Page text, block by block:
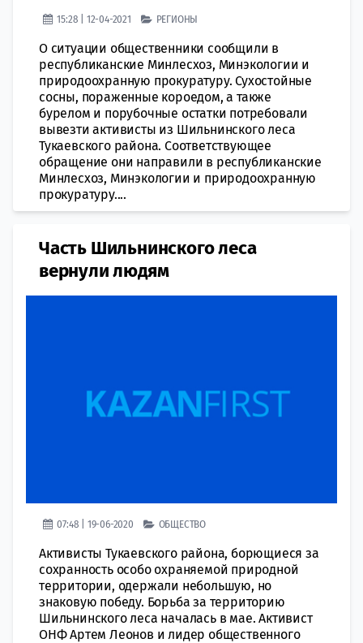
15:28 | 12-04-2021 РЕГИОНЫ
О ситуации общественники сообщили в
республиканские Минлесхоз, Минэкологии и
природоохранную прокуратуру. Сухостойные
сосны, пораженные короедом, а также
бурелом и порубочные остатки потребовали
вывезти активисты из Шильнинского леса
Тукаевского района. Соответствующее
обращение они направили в республиканские
Минлесхоз, Минэкологии и природоохранную
прокуратуру....
Часть Шильнинского леса
вернули людям
07:48 | 19-06-2020 ОБЩЕСТВО
Активисты Тукаевского района, борющиеся за
сохранность особо охраняемой природной
территории, одержали небольшую, но
знаковую победу. Борьба за территорию
Шильнинского леса началась в мае. Активист
ОНФ Артем Леонов и лидер общественного